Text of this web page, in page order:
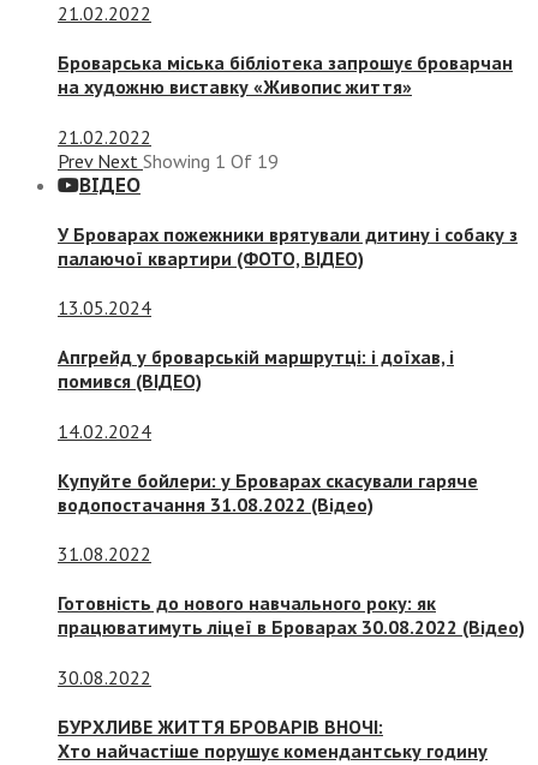
21.02.2022
Броварська міська бібліотека запрошує броварчан
на художню виставку «Живопис життя»
21.02.2022
Prev Next Showing 1 Of 19
ВІДЕО
У Броварах пожежники врятували дитину і собаку з
палаючої квартири (ФОТО, ВІДЕО)
13.05.2024
Апгрейд у броварській маршрутці: і доїхав, і
помився (ВІДЕО)
14.02.2024
Купуйте бойлери: у Броварах скасували гаряче
водопостачання 31.08.2022 (Відео)
31.08.2022
Готовність до нового навчального року: як
працюватимуть ліцеї в Броварах 30.08.2022 (Відео)
30.08.2022
БУРХЛИВЕ ЖИТТЯ БРОВАРІВ ВНОЧІ:
Хто найчастіше порушує комендантську годину